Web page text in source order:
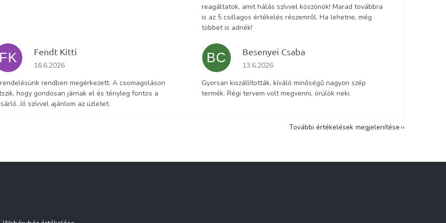
reagáltatok, amit hálás szívvel köszönök! Marad továbbra
is az 5 csillagos értékelés részemről. Ha lehetne, még
többet is adnék!
FK Fendt Kitti
Az áruház értékelése 5-ből 5 csillag.
16.6.2026
rendben megérkezett. A csomagoláson
hogy gondosan járnak el és tényleg fontos a
Jó szívvel ajánlom az üzletet.
BC Besenyei Csaba
Az áruház értékelése 5-ből 5 csillag.
13.6.2026
Gyorsan kiszállították, kíváló minőségű nagyon szép
termék. Régi tervem volt megvenni, örülök neki.
További értékelések megjelenítése